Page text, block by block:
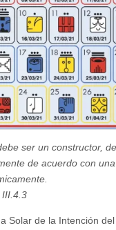
ser un constructor,
de acuerdo con
Solar de la Intención